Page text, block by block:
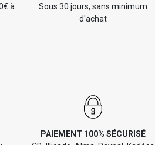
à
Sous 30 jours, sans minimum
d'achat
PAIEMENT 100% SÉCURISÉ